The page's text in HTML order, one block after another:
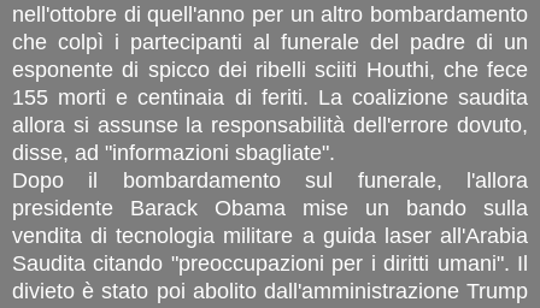
nell'ottobre di quell'anno per un altro bombardamento
che colpì i partecipanti al funerale del padre di un
esponente di spicco dei ribelli sciiti Houthi, che fece
155 morti e centinaia di feriti. La coalizione saudita
allora si assunse la responsabilità dell'errore dovuto,
disse, ad "informazioni sbagliate".
Dopo il bombardamento sul funerale, l'allora
presidente Barack Obama mise un bando sulla
vendita di tecnologia militare a guida laser all'Arabia
Saudita citando "preoccupazioni per i diritti umani". Il
divieto è stato poi abolito dall'amministrazione Trump